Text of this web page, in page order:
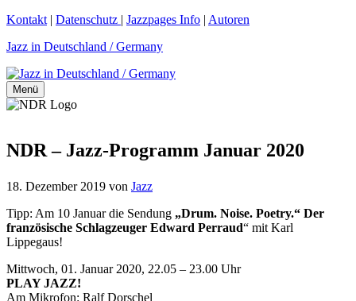
Zum
springen
Kontakt | Datenschutz | Jazzpages Info | Autoren
Jazz in Deutschland / Germany
Menü
NDR – Jazz-Programm Januar 2020
18. Dezember 2019 von Jazz
Tipp: Am 10 Januar die Sendung „Drum. Noise. Poetry.“ Der
französische Schlagzeuger Edward Perraud“ mit Karl
Lippegaus!
Mittwoch, 01. Januar 2020, 22.05 – 23.00 Uhr
PLAY JAZZ!
Am Mikrofon: Ralf Dorschel